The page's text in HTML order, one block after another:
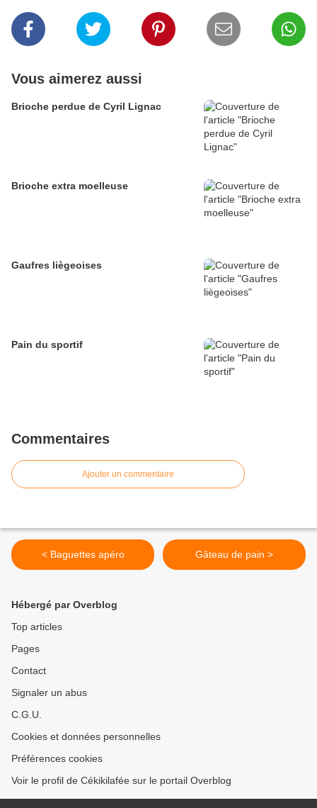
Vous aimerez aussi
Brioche perdue de Cyril Lignac
Brioche extra moelleuse
Gaufres liègeoises
Pain du sportif
Commentaires
Ajouter un commentaire
< Baguettes apéro Gâteau de pain >
Hébergé par Overblog
Top articles
Pages
Contact
Signaler un abus
C.G.U.
Cookies et données personnelles
Préférences cookies
Voir le profil de Cékikilafée sur le portail Overblog